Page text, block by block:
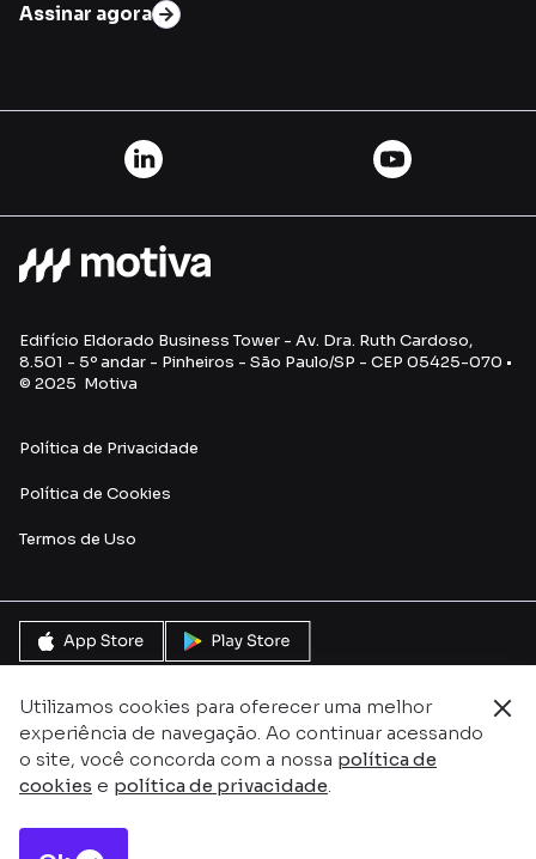
Utilizamos cookies para oferecer uma melhor
experiência de navegação. Ao continuar acessando
o site, você concorda com a nossa política de
cookies e política de privacidade.
Assinar agora
Edifício Eldorado Business Tower - Av. Dra. Ruth Cardoso,
8.501 - 5º andar - Pinheiros - São Paulo/SP - CEP 05425-070 •
© 2025 Motiva
Política de Privacidade
Política de Cookies
Termos de Uso